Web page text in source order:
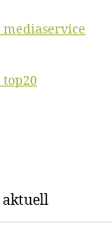
aktuell